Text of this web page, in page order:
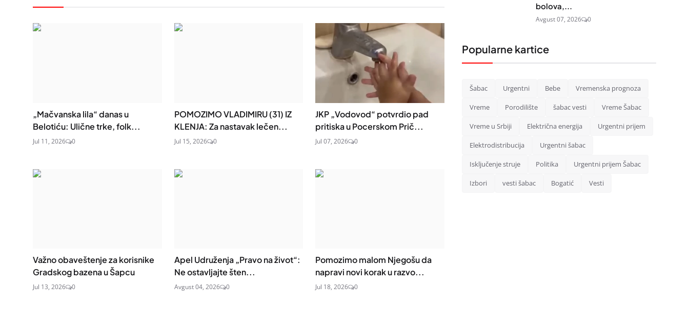
„Mačvanska lila“ danas u
Belotiću: Ulične trke, folk...
Jul 11, 2026 0
POMOZIMO VLADIMIRU (31) IZ
KLENJA: Za nastavak lečen...
Jul 15, 2026 0
JKP „Vodovod“ potvrdio pad
pritiska u Pocerskom Prič...
Jul 07, 2026 0
Važno obaveštenje za korisnike
Gradskog bazena u Šapcu
Jul 13, 2026 0
Apel Udruženja „Pravo na život“:
Ne ostavljajte šten...
Avgust 04, 2026 0
Pomozimo malom Njegošu da
napravi novi korak u razvo...
Jul 18, 2026 0
bolova,...
Avgust 07, 2026 0
Popularne kartice
Šabac Urgentni Bebe Vremenska prognoza
Vreme Porodilište šabac vesti Vreme Šabac
Vreme u Srbiji Električna energija Urgentni prijem
Elektrodistribucija Urgentni šabac
Isključenje struje Politika Urgentni prijem Šabac
Izbori vesti šabac Bogatić Vesti